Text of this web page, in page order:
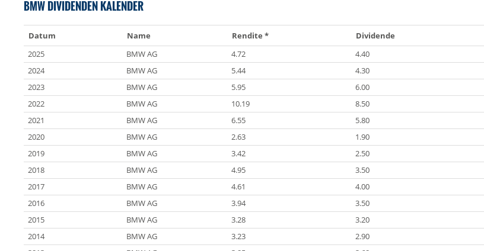
BMW DIVIDENDEN KALENDER
Datum Name Rendite * Dividende
2025
BMW AG 4.72 4.40
2024
BMW AG 5.44 4.30
2023
BMW AG 5.95 6.00
2022
BMW AG 10.19 8.50
2021
BMW AG 6.55 5.80
2020
BMW AG 2.63 1.90
2019
BMW AG 3.42 2.50
2018
BMW AG 4.95 3.50
2017
BMW AG 4.61 4.00
2016
BMW AG 3.94 3.50
2015
BMW AG 3.28 3.20
2014
BMW AG 3.23 2.90